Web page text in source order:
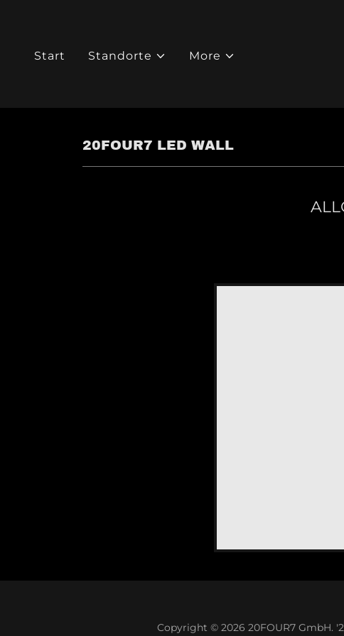
Start Standorte More
20FOUR7 LED WALL
Copyright © 2026 20FOUR7 GmbH.